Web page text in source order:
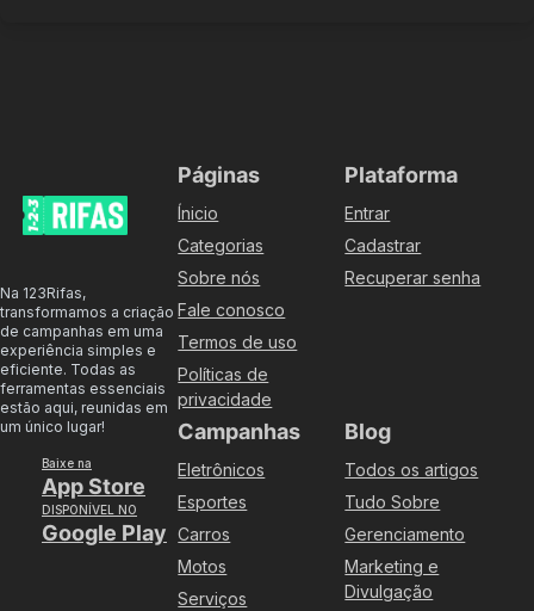
Na 123Rifas,
transformamos a criação
de campanhas em uma
experiência simples e
eficiente. Todas as
ferramentas essenciais
estão aqui, reunidas em
um único lugar!
Baixe na
App Store
DISPONÍVEL NO
Google Play
Páginas
Ínicio
Categorias
Sobre nós
Fale conosco
Termos de uso
Políticas de
privacidade
Plataforma
Entrar
Cadastrar
Recuperar senha
Campanhas
Eletrônicos
Esportes
Carros
Motos
Serviços
Blog
Todos os artigos
Tudo Sobre
Gerenciamento
Marketing e
Divulgação